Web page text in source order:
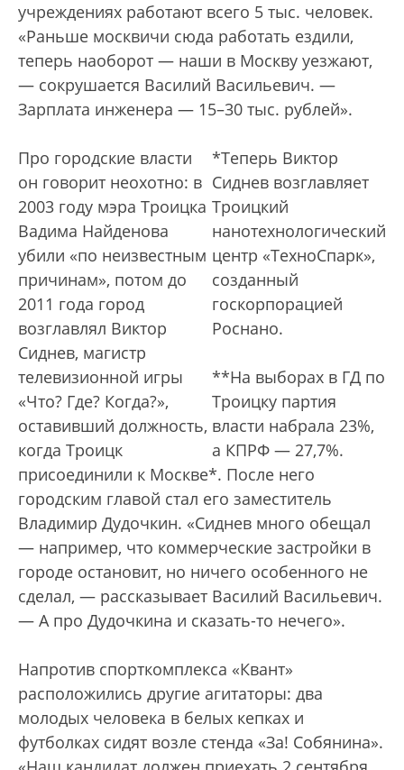
учреждениях работают всего 5 тыс. человек.
«Раньше москвичи сюда работать ездили,
теперь наоборот — наши в Москву уезжают,
— сокрушается Василий Васильевич. —
Зарплата инженера — 15–30 тыс. рублей».
*Теперь Виктор
Сиднев возглавляет
Троицкий
нанотехнологический
центр «ТехноСпарк»,
созданный
госкорпорацией
Роснано.
**На выборах в ГД по
Троицку партия
власти набрала 23%,
а КПРФ — 27,7%.
Про городские власти
он говорит неохотно: в
2003 году мэра Троицка
Вадима Найденова
убили «по неизвестным
причинам», потом до
2011 года город
возглавлял Виктор
Сиднев, магистр
телевизионной игры
«Что? Где? Когда?»,
оставивший должность,
когда Троицк
присоединили к Москве*. После него
городским главой стал его заместитель
Владимир Дудочкин. «Сиднев много обещал
— например, что коммерческие застройки в
городе остановит, но ничего особенного не
сделал, — рассказывает Василий Васильевич.
— А про Дудочкина и сказать-то нечего».
Напротив спорткомплекса «Квант»
расположились другие агитаторы: два
молодых человека в белых кепках и
футболках сидят возле стенда «За! Собянина».